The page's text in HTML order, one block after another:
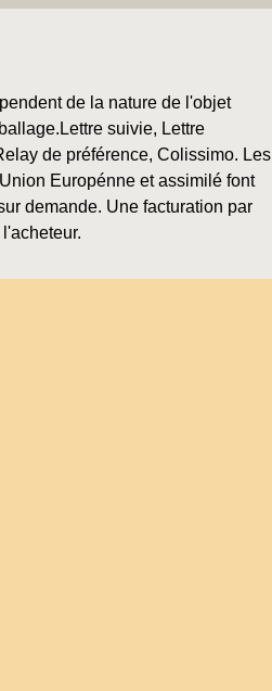
de la nature de l'objet
suivie, Lettre
de préférence, Colissimo. Les
Europénne et assimilé font
demande. Une facturation par